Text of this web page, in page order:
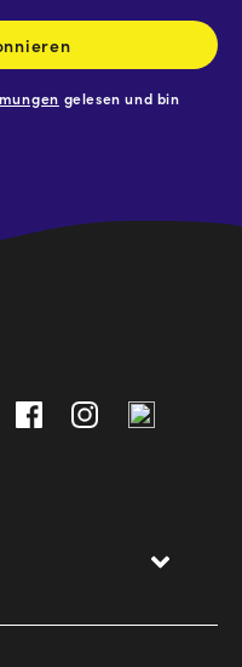
gelesen und bin